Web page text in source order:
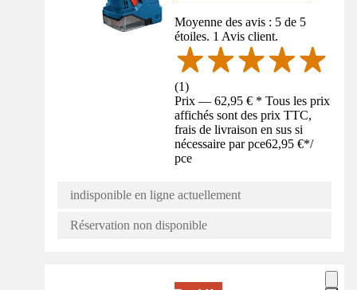
Moyenne des avis : 5 de 5
étoiles. 1 Avis client.
(1)
Prix — 62,95 € * Tous les prix
affichés sont des prix TTC,
frais de livraison en sus si
nécessaire par pce62,95 €*/
pce
indisponible en ligne actuellement
Réservation non disponible